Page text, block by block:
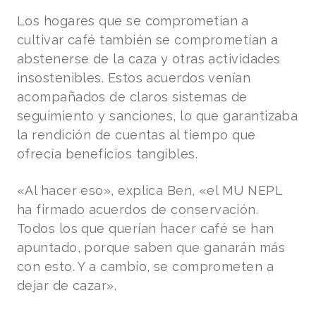
Los hogares que se comprometían a
cultivar café también se comprometían a
abstenerse de la caza y otras actividades
insostenibles. Estos acuerdos venían
acompañados de claros sistemas de
seguimiento y sanciones, lo que garantizaba
la rendición de cuentas al tiempo que
ofrecía beneficios tangibles.
«Al hacer eso», explica Ben, «el MU NEPL
ha firmado acuerdos de conservación.
Todos los que querían hacer café se han
apuntado, porque saben que ganarán más
con esto. Y a cambio, se comprometen a
dejar de cazar».